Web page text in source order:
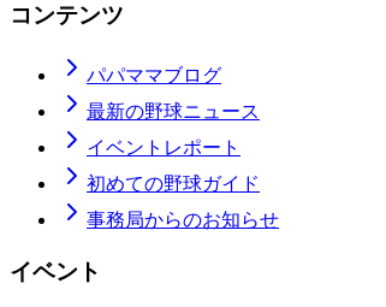
コンテンツ
パパママブログ
最新の野球ニュース
イベントレポート
初めての野球ガイド
事務局からのお知らせ
イベント